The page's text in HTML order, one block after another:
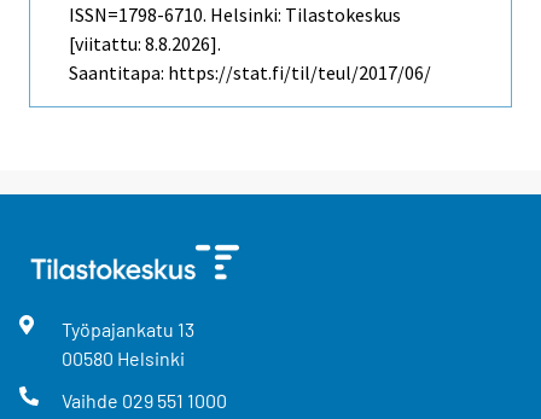
ISSN=1798-6710. Helsinki: Tilastokeskus
[viitattu: 8.8.2026].
Saantitapa: https://stat.fi/til/teul/2017/06/
Työpajankatu 13
00580 Helsinki
Vaihde 029 551 1000